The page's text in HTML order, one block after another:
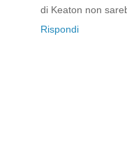
di Keaton non
Rispondi